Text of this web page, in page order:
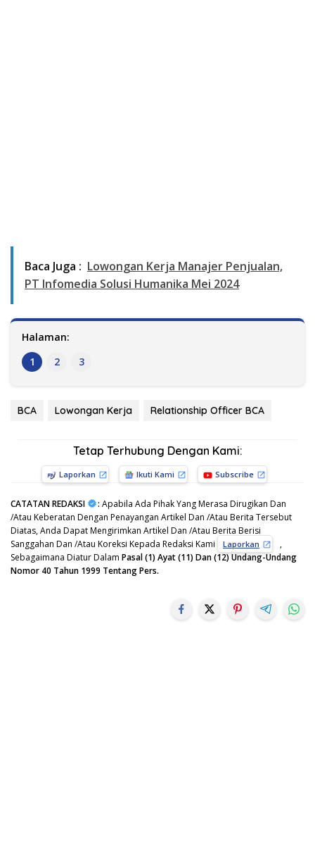
Baca Juga : Lowongan Kerja Manajer Penjualan,
PT Infomedia Solusi Humanika Mei 2024
Halaman:
1
2 3
BCA Lowongan Kerja Relationship Officer BCA
Tetap Terhubung Dengan Kami:
Laporkan Ikuti Kami Subscribe
CATATAN REDAKSI : Apabila Ada Pihak Yang Merasa Dirugikan Dan
/Atau Keberatan Dengan Penayangan Artikel Dan /Atau Berita Tersebut
Diatas, Anda Dapat Mengirimkan Artikel Dan /Atau Berita Berisi
Sanggahan Dan /Atau Koreksi Kepada Redaksi Kami
Laporkan
,
Sebagaimana Diatur Dalam Pasal (1) Ayat (11) Dan (12) Undang-Undang
Nomor 40 Tahun 1999 Tentang Pers.